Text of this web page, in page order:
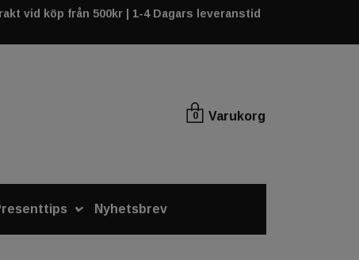
vid köp från 500kr | 1-4 Dagars leveranstid
0 Varukorg
Nyhetsbrev